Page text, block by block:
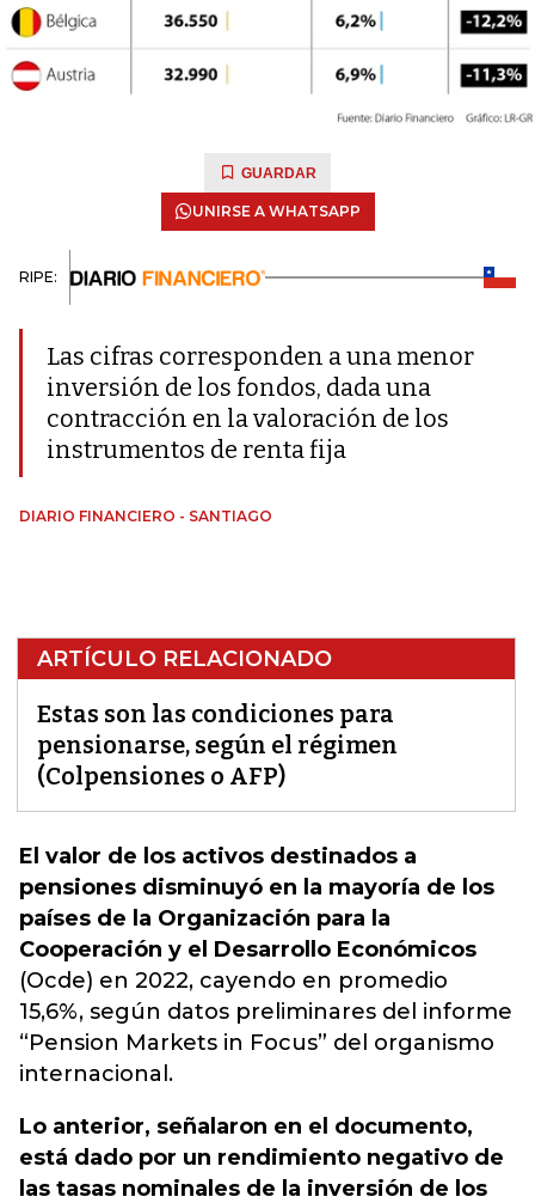
GUARDAR
UNIRSE A WHATSAPP
RIPE:
Las cifras corresponden a una menor
inversión de los fondos, dada una
contracción en la valoración de los
instrumentos de renta fija
DIARIO FINANCIERO - SANTIAGO
ARTÍCULO RELACIONADO
Estas son las condiciones para
pensionarse, según el régimen
(Colpensiones o AFP)
El valor de los activos destinados a
pensiones disminuyó en la mayoría de los
países de la Organización para la
Cooperación y el Desarrollo Económicos
(Ocde) en 2022, cayendo en promedio
15,6%, según datos preliminares del informe
“Pension Markets in Focus” del organismo
internacional.
Lo anterior, señalaron en el documento,
está dado por un rendimiento negativo de
las tasas nominales de la inversión de los